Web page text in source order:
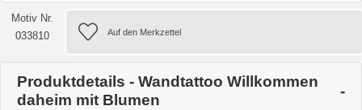
Motiv Nr.
033810
Produktdetails - Wandtattoo Willkommen
daheim mit Blumen